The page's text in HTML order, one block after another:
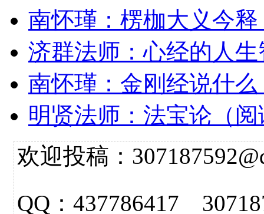
南怀瑾：楞枷大义今
济群法师：心经的人
南怀瑾：金刚经说什
明贤法师：法宝论（阅
欢迎投稿：
QQ：437786417